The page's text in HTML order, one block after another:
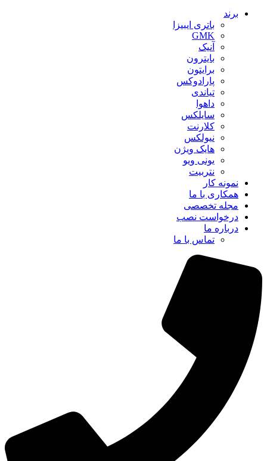
برند
باتری ایبیزا
GMK
آنیک
بایترون
برایتون
پارادوکس
تیاندی
داهوا
سایلکس
کلارنت
نیولکس
هایک ویژن
یونی ویو
نتربیت
نمونه کار
همکاری با ما
مجله تخصصی
درخواست نصب
درباره ما
تماس با ما